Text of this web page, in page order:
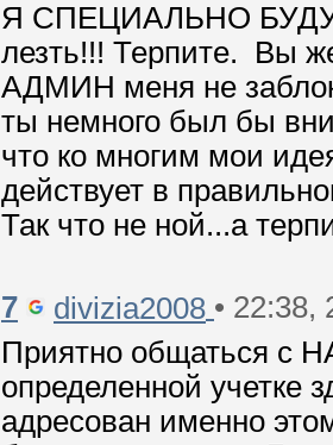
Я СПЕЦИАЛЬНО БУДУ
лезть!!! Терпите. Вы
АДМИН меня не
ты немного был бы
что ко многим мои
действует в
Так что не ной...а
7 divizia2008 • 22:38,
Приятно общаться
определенной учетке
адресован именно